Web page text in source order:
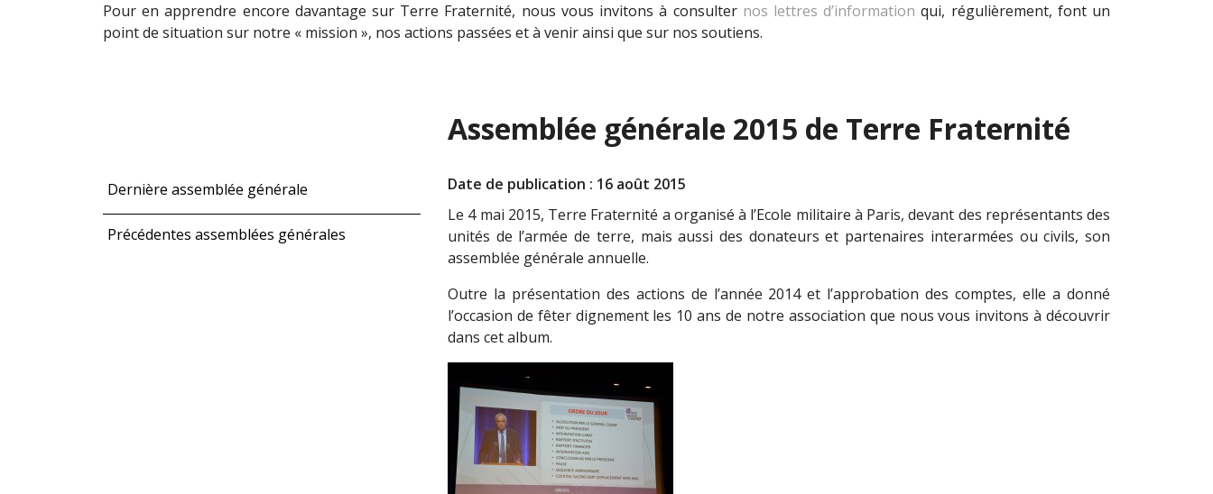
Pour en apprendre encore davantage sur Terre Fraternité, nous vous invitons à consulter nos lettres d’information qui, régulièrement, font un
point de situation sur notre « mission », nos actions passées et à venir ainsi que sur nos soutiens.
Dernière assemblée générale
Précédentes assemblées générales
Assemblée générale 2015 de Terre Fraternité
Date de publication : 16 août 2015
Le 4 mai 2015, Terre Fraternité a organisé à l’Ecole militaire à Paris, devant des représentants des
unités de l’armée de terre, mais aussi des donateurs et partenaires interarmées ou civils, son
assemblée générale annuelle.
Outre la présentation des actions de l’année 2014 et l’approbation des comptes, elle a donné
l’occasion de fêter dignement les 10 ans de notre association que nous vous invitons à découvrir
dans cet album.